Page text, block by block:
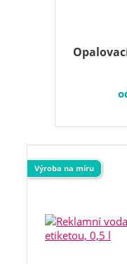
Výroba na míru